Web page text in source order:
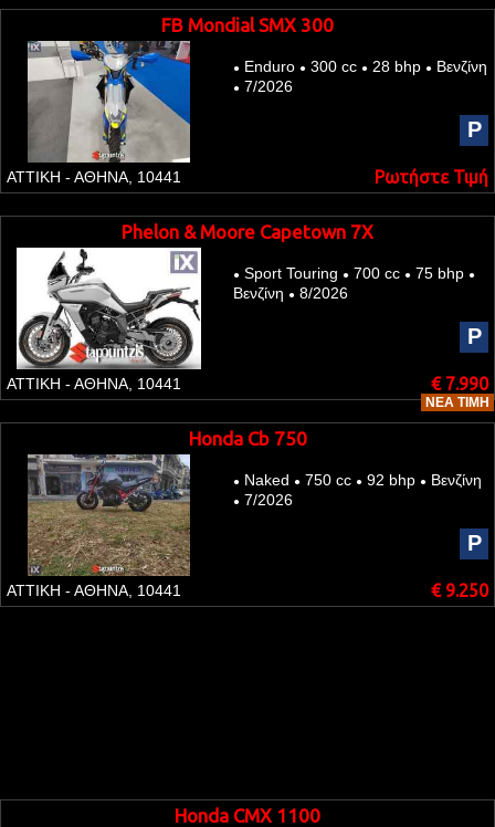
FB Mondial SMX 300
● Εnduro ● 300 cc ● 28 bhp ● Βενζίνη
● 7/2026
P
ΑΤΤΙΚΗ - ΑΘΗΝΑ, 10441 Ρωτήστε Τιμή
ΝΈΑ ΤΙΜΉ
Phelon & Moore Capetown 7X
● Sport Touring ● 700 cc ● 75 bhp ●
Βενζίνη ● 8/2026
P
ΑΤΤΙΚΗ - ΑΘΗΝΑ, 10441 € 7.990
Honda Cb 750
● Naked ● 750 cc ● 92 bhp ● Βενζίνη
● 7/2026
P
ΑΤΤΙΚΗ - ΑΘΗΝΑ, 10441 € 9.250
Honda CMX 1100